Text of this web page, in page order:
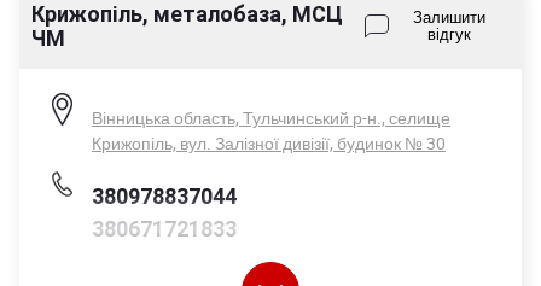
Крижопіль, металобаза, МСЦ
ЧМ
Залишити
відгук
Вінницька область, Тульчинський р-н., селище
Крижопіль, вул. Залізної дивізії, будинок № 30
380978837044
380671721833